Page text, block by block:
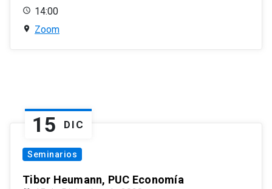
14:00
Zoom
15 DIC
Seminarios
Tibor Heumann, PUC Economía